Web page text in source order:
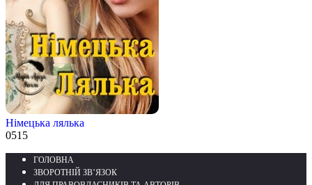
Німецька лялька
0515
ГОЛОВНА
ЗВОРОТНІЙ ЗВ’ЯЗОК